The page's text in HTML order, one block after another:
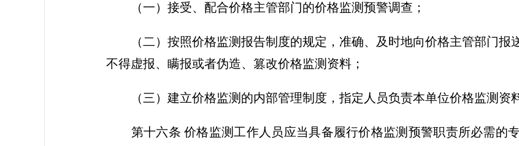
（一）接受、配合价格主管部门的价格监测预警调查；
（二）按照价格监测报告制度的规定，准确、及时地向价格主管部门报
不得虚报、瞒报或者伪造、篡改价格监测资料；
（三）建立价格监测的内部管理制度，指定人员负责本单位价格监测资
第十六条 价格监测工作人员应当具备履行价格监测预警职责所必需的